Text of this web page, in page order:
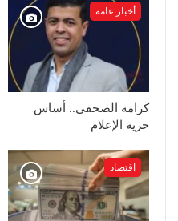
أخبار عامة
كرامة الصحفي.. أساس
حرية الإعلام
اقتصاد